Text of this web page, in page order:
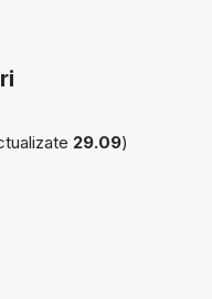
29.09)